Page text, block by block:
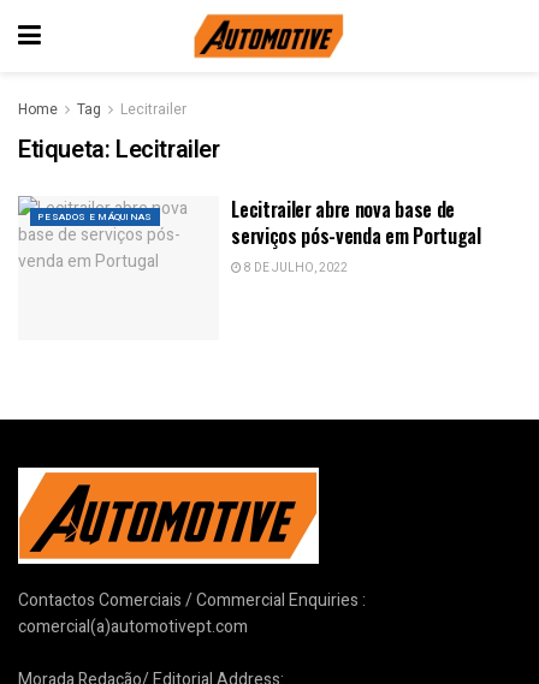
Home Tag Lecitrailer
Etiqueta: Lecitrailer
PESADOS E MÁQUINAS
Lecitrailer abre nova base de
serviços pós-venda em Portugal
8 DE JULHO, 2022
Contactos Comerciais / Commercial Enquiries :
comercial(a)automotivept.com